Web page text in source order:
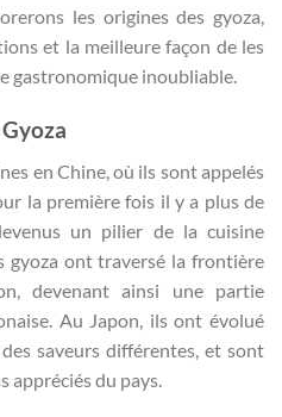
les origines des gyoza,
et la meilleure façon de les
gastronomique inoubliable.
en Chine, où ils sont appelés
la première fois il y a plus de
un pilier de la cuisine
gyoza ont traversé la frontière
devenant ainsi une partie
Au Japon, ils ont évolué
saveurs différentes, et sont
appréciés du pays.